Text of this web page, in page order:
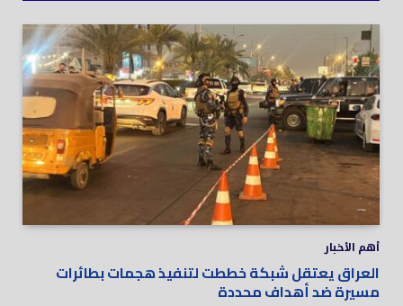
أهم الأخبار
العراق يعتقل شبكة خططت لتنفيذ هجمات بطائرات
مسيرة ضد أهداف محددة